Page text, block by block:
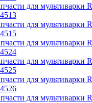
для мультиварки
для мультиварки
для мультиварки
для мультиварки
для мультиварки
для мультиварки